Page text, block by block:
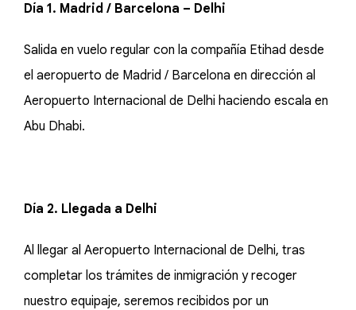
Día 1. Madrid / Barcelona – Delhi
Salida en vuelo regular con la compañía Etihad desde
el aeropuerto de Madrid / Barcelona en dirección al
Aeropuerto Internacional de Delhi haciendo escala en
Abu Dhabi.
Día 2. Llegada a Delhi
Al llegar al Aeropuerto Internacional de Delhi, tras
completar los trámites de inmigración y recoger
nuestro equipaje, seremos recibidos por un